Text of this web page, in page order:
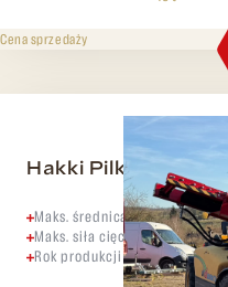
Cena sprzedaży
Hakki Pilke 55 PRO
Maks. średnica pnia 53 cm
Maks. siła cięcia 40 ton
Rok produkcji 2021